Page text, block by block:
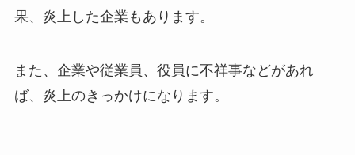
果、炎上した企業もあります。
また、企業や従業員、役員に不祥事などがあれ
ば、炎上のきっかけになります。